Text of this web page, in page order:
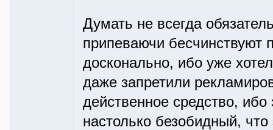
Думать не всегда
припеваючи бесчинствуют
досконально, ибо уже
даже запретили
действенное средство, ибо
настолько безобидный,